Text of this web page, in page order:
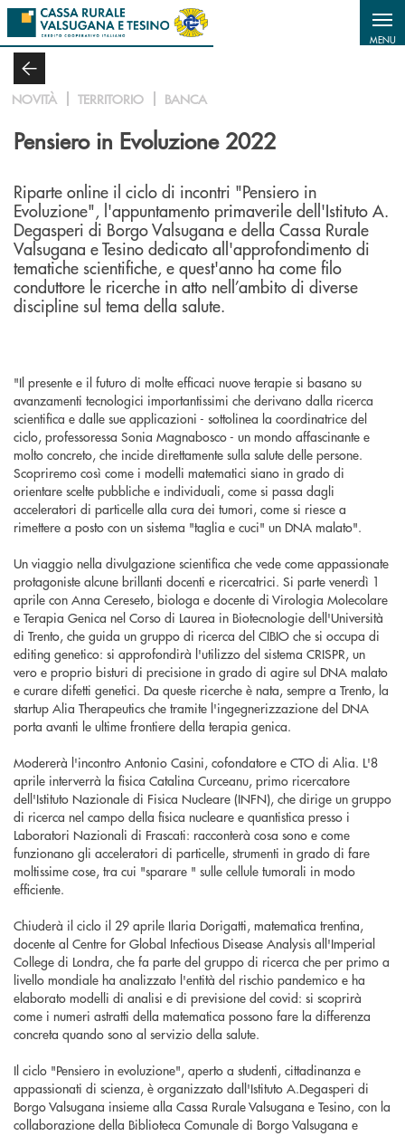
Salta al contenuto principale
MENU
NOVITÀ TERRITORIO BANCA
Pensiero in Evoluzione 2022
Riparte online il ciclo di incontri "Pensiero in
Evoluzione", l'appuntamento primaverile dell'Istituto A.
Degasperi di Borgo Valsugana e della Cassa Rurale
Valsugana e Tesino dedicato all'approfondimento di
tematiche scientifiche, e quest'anno ha come filo
conduttore le ricerche in atto nell’ambito di diverse
discipline sul tema della salute.
"Il presente e il futuro di molte efficaci nuove terapie si basano su
avanzamenti tecnologici importantissimi che derivano dalla ricerca
scientifica e dalle sue applicazioni - sottolinea la coordinatrice del
ciclo, professoressa Sonia Magnabosco - un mondo affascinante e
molto concreto, che incide direttamente sulla salute delle persone.
Scopriremo così come i modelli matematici siano in grado di
orientare scelte pubbliche e individuali, come si passa dagli
acceleratori di particelle alla cura dei tumori, come si riesce a
rimettere a posto con un sistema "taglia e cuci" un DNA malato".
Un viaggio nella divulgazione scientifica che vede come appassionate
protagoniste alcune brillanti docenti e ricercatrici. Si parte venerdì 1
aprile con Anna Cereseto, biologa e docente di Virologia Molecolare
e Terapia Genica nel Corso di Laurea in Biotecnologie dell'Università
di Trento, che guida un gruppo di ricerca del CIBIO che si occupa di
editing genetico: si approfondirà l'utilizzo del sistema CRISPR, un
vero e proprio bisturi di precisione in grado di agire sul DNA malato
e curare difetti genetici. Da queste ricerche è nata, sempre a Trento, la
startup Alia Therapeutics che tramite l'ingegnerizzazione del DNA
porta avanti le ultime frontiere della terapia genica.
Modererà l'incontro Antonio Casini, cofondatore e CTO di Alia. L'8
aprile interverrà la fisica Catalina Curceanu, primo ricercatore
dell'Istituto Nazionale di Fisica Nucleare (INFN), che dirige un gruppo
di ricerca nel campo della fisica nucleare e quantistica presso i
Laboratori Nazionali di Frascati: racconterà cosa sono e come
funzionano gli acceleratori di particelle, strumenti in grado di fare
moltissime cose, tra cui "sparare " sulle cellule tumorali in modo
efficiente.
Chiuderà il ciclo il 29 aprile Ilaria Dorigatti, matematica trentina,
docente al Centre for Global Infectious Disease Analysis all'Imperial
College di Londra, che fa parte del gruppo di ricerca che per primo a
livello mondiale ha analizzato l'entità del rischio pandemico e ha
elaborato modelli di analisi e di previsione del covid: si scoprirà
come i numeri astratti della matematica possono fare la differenza
concreta quando sono al servizio della salute.
Il ciclo "Pensiero in evoluzione", aperto a studenti, cittadinanza e
appassionati di scienza, è organizzato dall'Istituto A.Degasperi di
Borgo Valsugana insieme alla Cassa Rurale Valsugana e Tesino, con la
collaborazione della Biblioteca Comunale di Borgo Valsugana e